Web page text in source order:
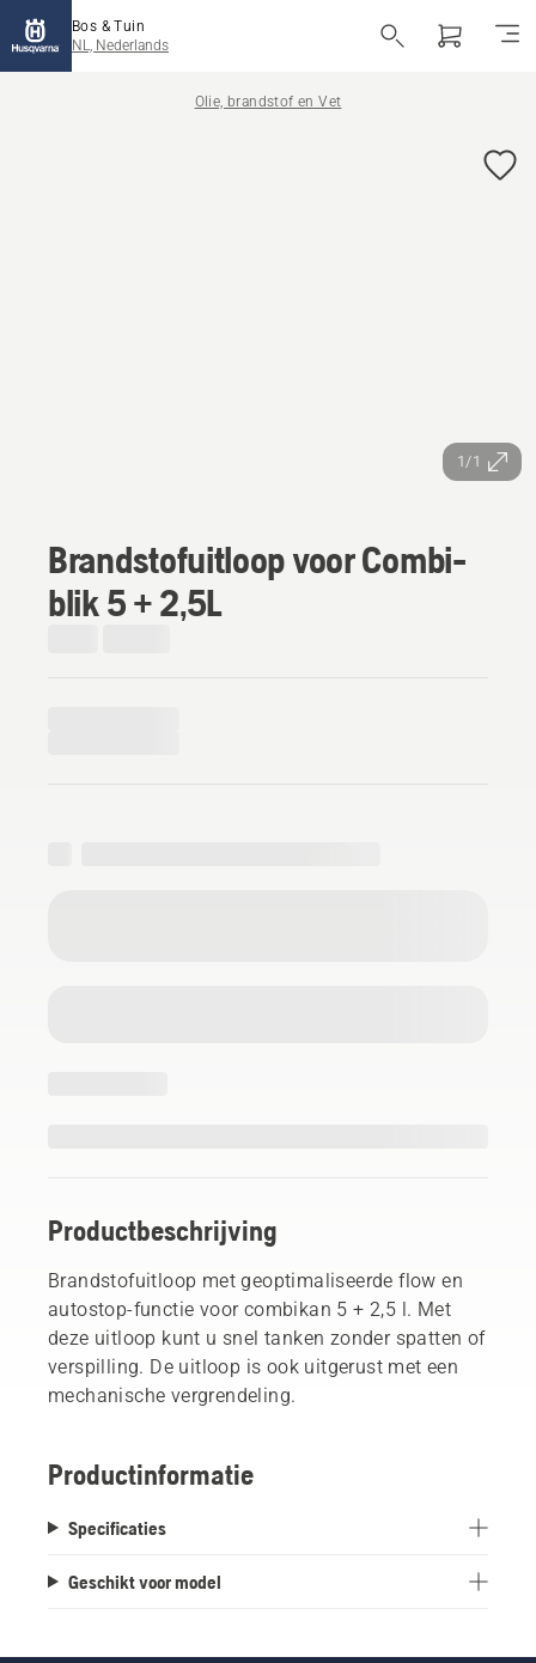
Bos & Tuin
NL, Nederlands
Olie, brandstof en Vet
1/1
Brandstofuitloop voor Combi-
blik 5 + 2,5L
Productbeschrijving
Brandstofuitloop met geoptimaliseerde flow en
autostop-functie voor combikan 5 + 2,5 l. Met
deze uitloop kunt u snel tanken zonder spatten of
verspilling. De uitloop is ook uitgerust met een
mechanische vergrendeling.
Productinformatie
Specificaties
Geschikt voor model